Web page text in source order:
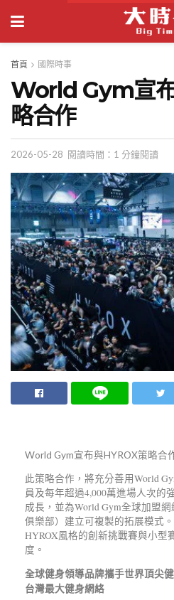
首頁 國際時事
World Gym宣
略合作
2026-05-28 閱讀時間：1 分鐘閱讀
World Gym宣布與HYROX策略合
此策略合作，將充分善用World
員及每年超過4,000萬進場人次的
成長，並為World Gym全球加盟
俱樂部）建立可複製的拓展模式
HYROX風格的創新挑戰賽與小型
度。
全球健身領導品牌攜手世界頂尖
台灣最大健身網絡